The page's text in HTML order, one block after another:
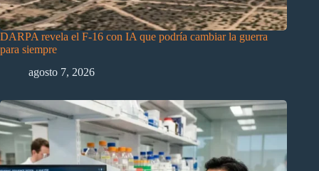
DARPA revela el F-16 con IA que podría cambiar la guerra
para siempre
agosto 7, 2026